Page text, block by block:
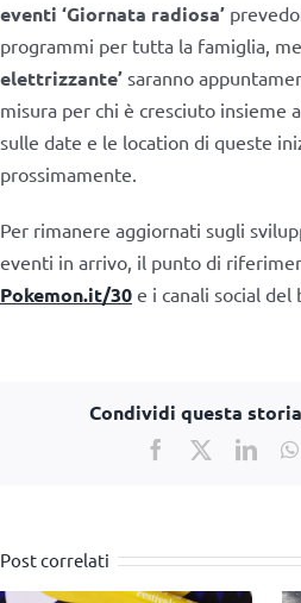
eventi ‘Giornata radiosa’
programmi per tutta la famiglia,
elettrizzante’ saranno
misura per chi è cresciuto insieme
sulle date e le location di queste
prossimamente.
Per rimanere aggiornati sugli
eventi in arrivo, il punto di
Pokemon.it/30 e i canali social del
Condividi questa
Facebook
X
Post correlati